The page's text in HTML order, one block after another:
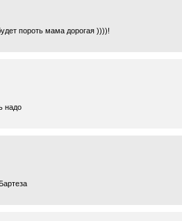
пороть мама дорогая ))))!
надо